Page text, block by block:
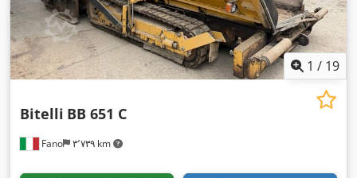
1 / 19
Fano ۳٬۷۳۹ km
Bitelli BB 651 C